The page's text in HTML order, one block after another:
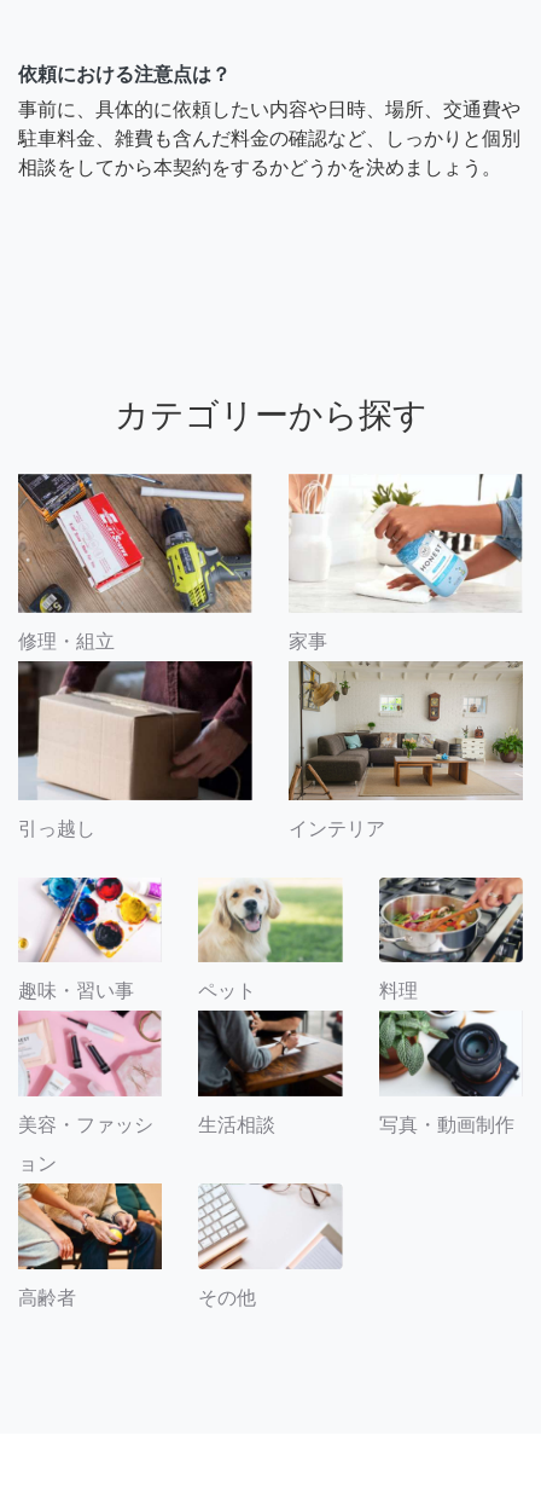
依頼における注意点は？
事前に、具体的に依頼したい内容や日時、場所、交通費や
駐車料金、雑費も含んだ料金の確認など、しっかりと個別
相談をしてから本契約をするかどうかを決めましょう。
カテゴリーから探す
修理・組立 家事
引っ越し インテリア
趣味・習い事 ペット 料理
美容・ファッシ
ョン
生活相談 写真・動画制作
高齢者 その他